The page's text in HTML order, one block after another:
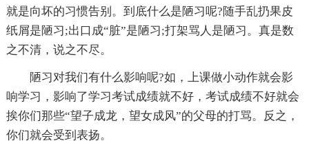
就是向坏的习惯告别。到底什么是陋习呢?随手乱扔果皮
纸屑是陋习;出口成“脏”是陋习;打架骂人是陋习。真是数
之不清，说之不尽。
陋习对我们有什么影响呢?如，上课做小动作就会影
响学习，影响了学习考试成绩就不好，考试成绩不好就会
挨你们那些“望子成龙，望女成风”的父母的打骂。反之，
你们就会受到表扬。